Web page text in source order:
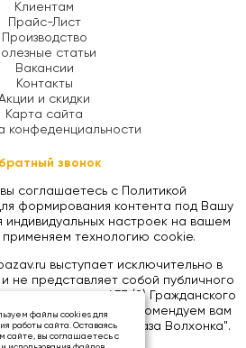
Клиентам
Прайс-Лист
Производство
статьи
Вакансии
Контакты
и скидки
Карта сайта
конфеденциальности
звонок
вы соглашаетесь с Политикой
формирования контента под Вашу
индивидуальных настроек на вашем
технологию cookie.
выступает исключительно в
не представляет собой публичного
со статьей 437 (2) Гражданского
цен на товары, рекомендуем вам
ООО "Металлобаза Волхонка".
файлы cookies для
работы сайта. Оставаясь
сайте, вы соглашаетесь с